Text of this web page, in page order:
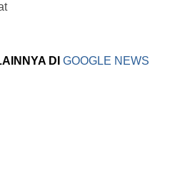
DI GOOGLE NEWS